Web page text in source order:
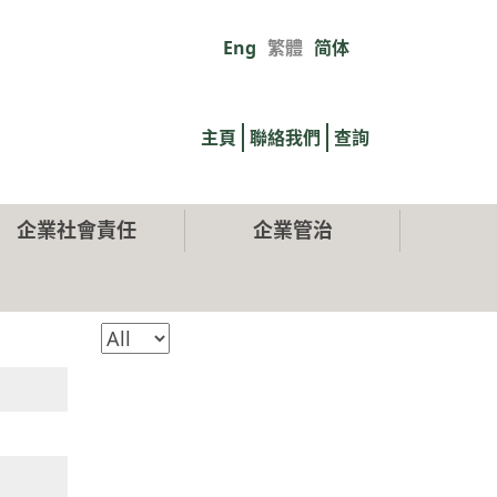
Eng 繁體 简体
links
主頁 聯絡我們 查詢
企業社會責任 企業管治